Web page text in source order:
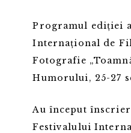
Programul ediției
Internațional de
Fotografie
Humorului, 25-27
Au început
Festivalului